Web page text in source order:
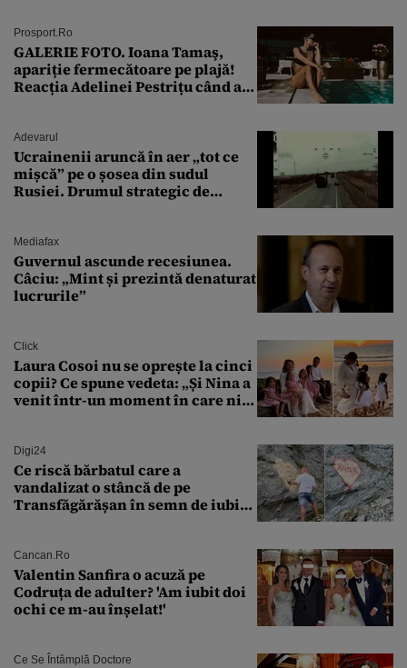
Prosport.ro
GALERIE FOTO. Ioana Tamaş,
apariție fermecătoare pe plajă!
Reacția Adelinei Pestrițu când a
Adevarul
Ucrainenii aruncă în aer „tot ce
mișcă” pe o șosea din sudul
Rusiei. Drumul strategic de
Mediafax
Guvernul ascunde recesiunea.
Câciu: „Mint și prezintă denaturat
lucrurile”
Click
Laura Cosoi nu se oprește la cinci
copii? Ce spune vedeta: „Și Nina a
venit într-un moment în care nici
Digi24
Ce riscă bărbatul care a
vandalizat o stâncă de pe
Transfăgărășan în semn de iubire
Cancan.ro
Valentin Sanfira o acuză pe
Codruța de adulter? 'Am iubit doi
ochi ce m-au înșelat!'
Ce Se Întâmplă Doctore